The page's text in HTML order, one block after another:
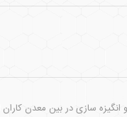
سازی در بین معدن کاران